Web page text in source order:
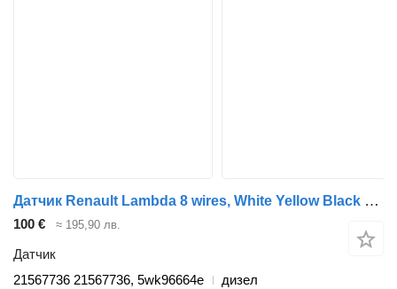
Датчик Renault Lambda 8 wires, White Yellow Black Grey Blue Orange Red Green 21567736 за камион Renault Midlum
100 € ≈ 195,90 лв.
Датчик
21567736 21567736, 5wk96664e
дизел